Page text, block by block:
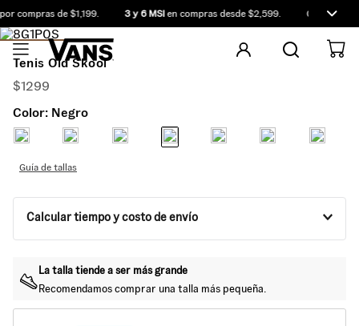
compras de $1,199. 3 y 6 MSIen compras desde $2,599. Compra
Tenis Old Skool
$1299
Color: Negro
Guía de tallas
Calcular tiempo y costo de envío
La talla tiende a ser másgrande
Recomendamos comprar una talla más pequeña.